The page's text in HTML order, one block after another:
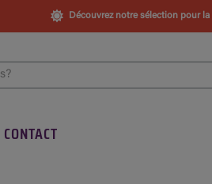
Découvrez notre sélection pour
CONTACT